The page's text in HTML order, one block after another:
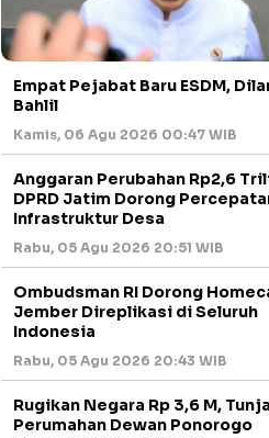
Empat Pejabat Baru ESDM,
Bahlil
Kamis, 06 Agu 2026 00:47 WIB
Anggaran Perubahan Rp2,6
DPRD Jatim Dorong
Infrastruktur Desa
Rabu, 05 Agu 2026 20:51 WIB
Ombudsman RI Dorong
Jember Direplikasi di Seluruh
Indonesia
Rabu, 05 Agu 2026 20:43 WIB
Rugikan Negara Rp 3,6 M,
Perumahan Dewan Ponorogo